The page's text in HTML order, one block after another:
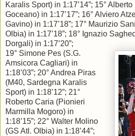
Karalis Sport) in 1:17’14”; 15°
Goceano) in 1:17’17”; 16° Alviero
Gavino) in 1:17’18”; 17° Maurizio
Olbia) in 1:17’18”; 18° Ignazio
Dorgali) in 1:17’20”;
19° Simone Pes (S.G.
Amsicora Cagliari) in
1:18’03”; 20° Andrea Piras
(M40, Sardegna Karalis
Sport) in 1:18’12”; 21°
Roberto Caria (Pionieri
Marmilla Mogoro) in
1:18’15”; 22° Walter Molino
(GS Atl. Olbia) in 1:18’44”;